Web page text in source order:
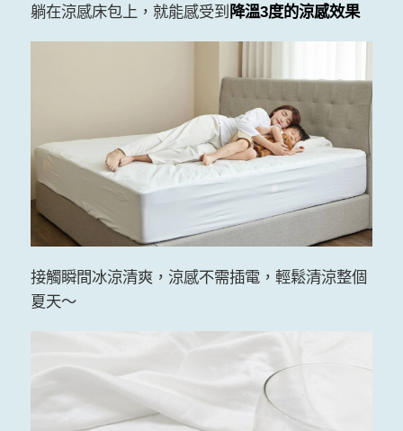
躺在涼感床包上，就能感受到 降溫3度的涼感效果
接觸瞬間冰涼清爽，涼感不需插電，輕鬆清涼整個
夏天～